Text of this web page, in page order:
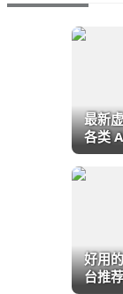
最新
各类
好用
台推荐